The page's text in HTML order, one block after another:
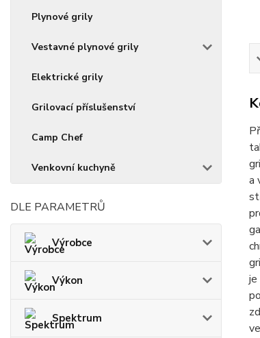
Plynové grily
Vestavné plynové grily
Elektrické grily
Grilovací příslušenství
Camp Chef
Venkovní kuchyně
DLE PARAMETRŮ
Výrobce
Výkon
Spektrum
a
je